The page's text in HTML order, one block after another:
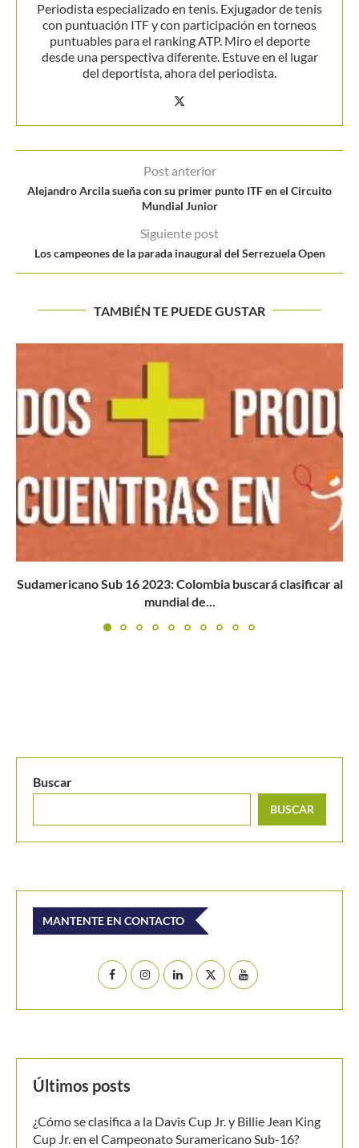
Periodista especializado en tenis. Exjugador de tenis
con puntuación ITF y con participación en torneos
puntuables para el ranking ATP. Miro el deporte
desde una perspectiva diferente. Estuve en el lugar
del deportista, ahora del periodista.
Post anterior
Alejandro Arcila sueña con su primer punto ITF en el Circuito
Mundial Junior
Siguiente post
Los campeones de la parada inaugural del Serrezuela Open
TAMBIÉN TE PUEDE GUSTAR
Circuito Match Tenis by Wilson: conoce a los campeones
de...
Buscar
BUSCAR
MANTENTE EN CONTACTO
Últimos posts
¿Cómo se clasifica a la Davis Cup Jr. y Billie Jean King
Cup Jr. en el Campeonato Suramericano Sub-16?